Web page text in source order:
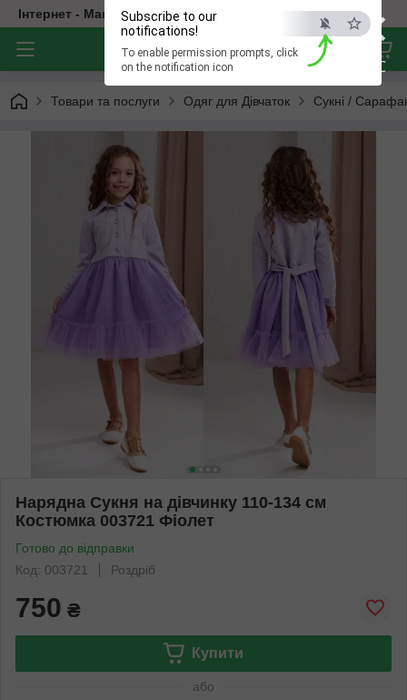
×
ESC
Subscribe to our
notifications!
To enable permission prompts, click
on the notification icon
Інтернет - Магазин Дитячого Одягу
Товари та послуги Одяг для Дівчаток Сукні /
Нарядна Сукня на дівчинку 110-134 см
Костюмка 003721 Фіолет
Готово до відправки
Код: 003721
Роздріб
750 ₴
Купити
або